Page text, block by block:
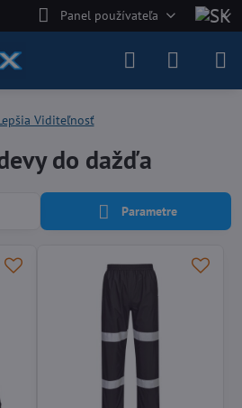
Panel používateľa
Viditeľnosť
do dažďa
Parametre